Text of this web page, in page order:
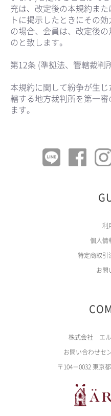
充は、改定後の本規約ま
トに掲示したときにその
の場合、会員は、改定後
のと致します。
第12条 (準拠法、管轄裁判
本規約に関して紛争が生
轄する地方裁判所を第一
ます。
利
個人情
特定商取引
お問
株式会社 エ
お問い合わせセ
〒104－0032 東京